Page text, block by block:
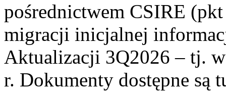
pośrednictwem CSIRE
migracji inicjalnej
Aktualizacji 3Q2026 – tj.
r. Dokumenty dostępne są